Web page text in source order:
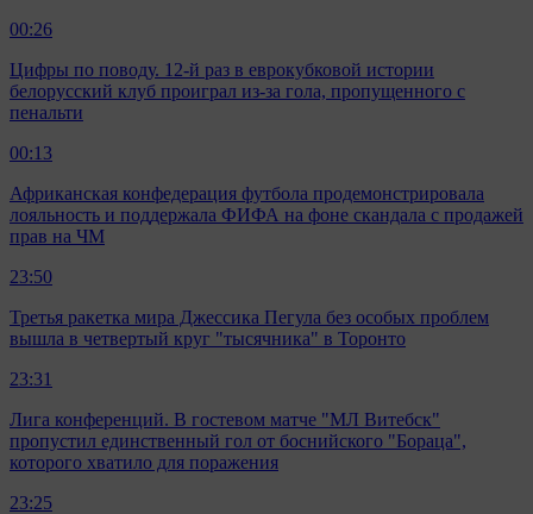
00:26
Цифры по поводу. 12-й раз в еврокубковой истории
белорусский клуб проиграл из-за гола, пропущенного с
пенальти
00:13
Африканская конфедерация футбола продемонстрировала
лояльность и поддержала ФИФА на фоне скандала с продажей
прав на ЧМ
23:50
Третья ракетка мира Джессика Пегула без особых проблем
вышла в четвертый круг "тысячника" в Торонто
23:31
Лига конференций. В гостевом матче "МЛ Витебск"
пропустил единственный гол от боснийского "Бораца",
которого хватило для поражения
23:25